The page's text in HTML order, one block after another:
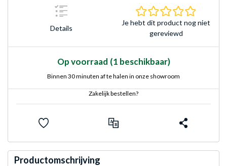
Details
Je hebt dit product nog niet
gereviewd
Op voorraad (1 beschikbaar)
Binnen 30 minuten af te halen in onze showroom
Zakelijk bestellen?
Productomschrijving